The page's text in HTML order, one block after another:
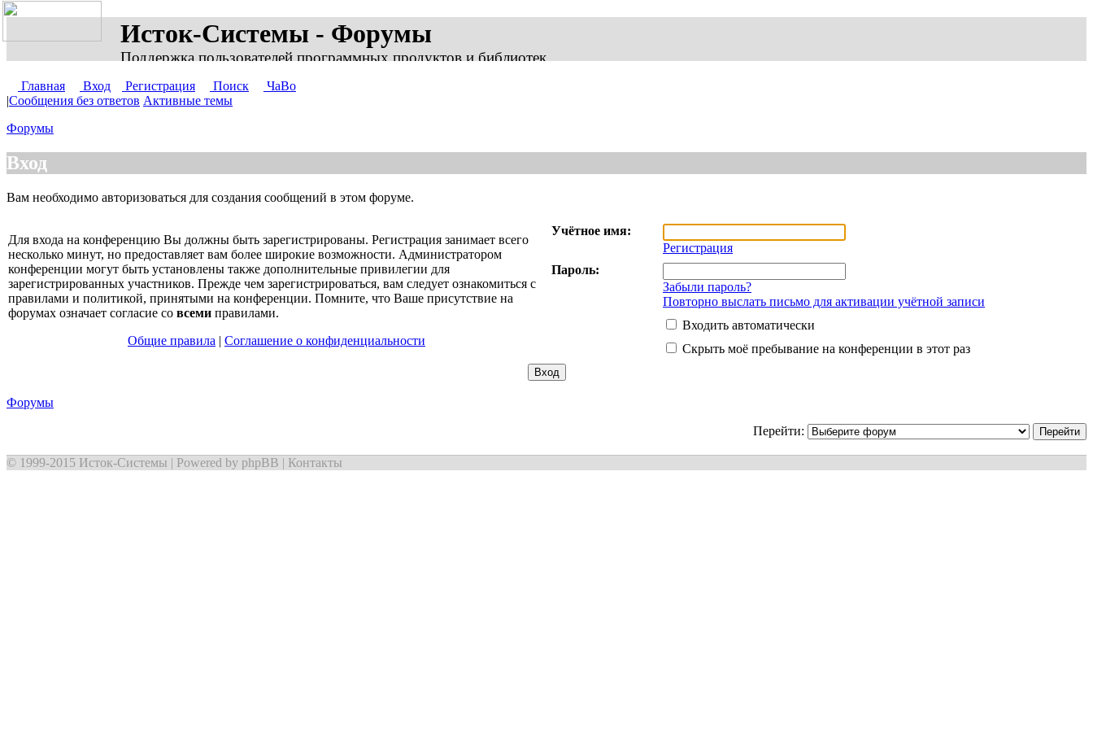
Исток-Системы - Форумы
Поддержка пользователей программных продуктов и библиотек
Главная Вход Регистрация Поиск
ЧаВо
|Сообщения без ответов Активные темы
Форумы
Вход
Вам необходимо авторизоваться для создания сообщений в этом форуме.
Для входа на конференцию Вы должны быть зарегистрированы. Регистрация занимает всего
несколько минут, но предоставляет вам более широкие возможности. Администратором
конференции могут быть установлены также дополнительные привилегии для
зарегистрированных участников. Прежде чем зарегистрироваться, вам следует ознакомиться с
правилами и политикой, принятыми на конференции. Помните, что Ваше присутствие на
форумах означает согласие со всеми правилами.
Общие правила | Соглашение о конфиденциальности
Учётное имя:
Регистрация
Пароль:
Забыли пароль?
Повторно выслать письмо для активации учётной записи
Входить автоматически
Скрыть моё пребывание на конференции в этот раз
Форумы
Перейти:
© 1999-2015 Исток-Системы | Powered by phpBB | Контакты